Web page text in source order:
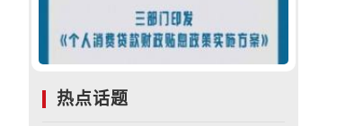
热点话题